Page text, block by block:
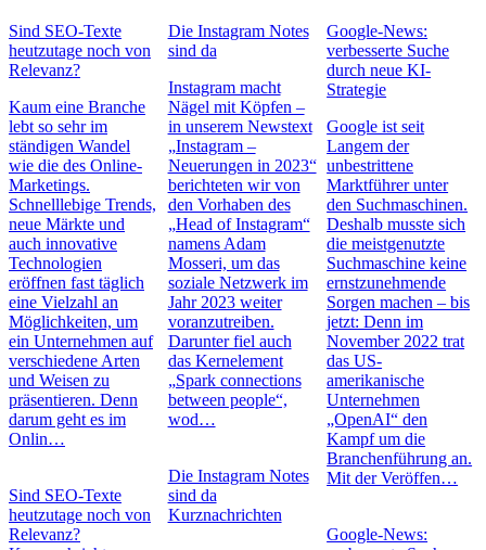
Sind SEO-Texte
heutzutage noch von
Relevanz?
Kaum eine Branche
lebt so sehr im
ständigen Wandel
wie die des Online-
Marketings.
Schnelllebige Trends,
neue Märkte und
auch innovative
Technologien
eröffnen fast täglich
eine Vielzahl an
Möglichkeiten, um
ein Unternehmen auf
verschiedene Arten
und Weisen zu
präsentieren. Denn
darum geht es im
Onlin…
Sind SEO-Texte
heutzutage noch von
Relevanz?
Die Instagram Notes
sind da
Instagram macht
Nägel mit Köpfen –
in unserem Newstext
„Instagram –
Neuerungen in 2023“
berichteten wir von
den Vorhaben des
„Head of Instagram“
namens Adam
Mosseri, um das
soziale Netzwerk im
Jahr 2023 weiter
voranzutreiben.
Darunter fiel auch
das Kernelement
„Spark connections
between people“,
wod…
Die Instagram Notes
sind da
Kurznachrichten
Google-News:
verbesserte Suche
durch neue KI-
Strategie
Google ist seit
Langem der
unbestrittene
Marktführer unter
den Suchmaschinen.
Deshalb musste sich
die meistgenutzte
Suchmaschine keine
ernstzunehmende
Sorgen machen – bis
jetzt: Denn im
November 2022 trat
das US-
amerikanische
Unternehmen
„OpenAI“ den
Kampf um die
Branchenführung an.
Mit der Veröffen…
Google-News: